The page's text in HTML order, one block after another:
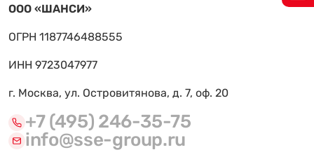
ООО «ШАНСИ»
ОГРН 1187746488555
ИНН 9723047977
г. Москва, ул. Островитянова, д. 7, оф. 20
+7 (495) 246-35-75
info@sse-group.ru